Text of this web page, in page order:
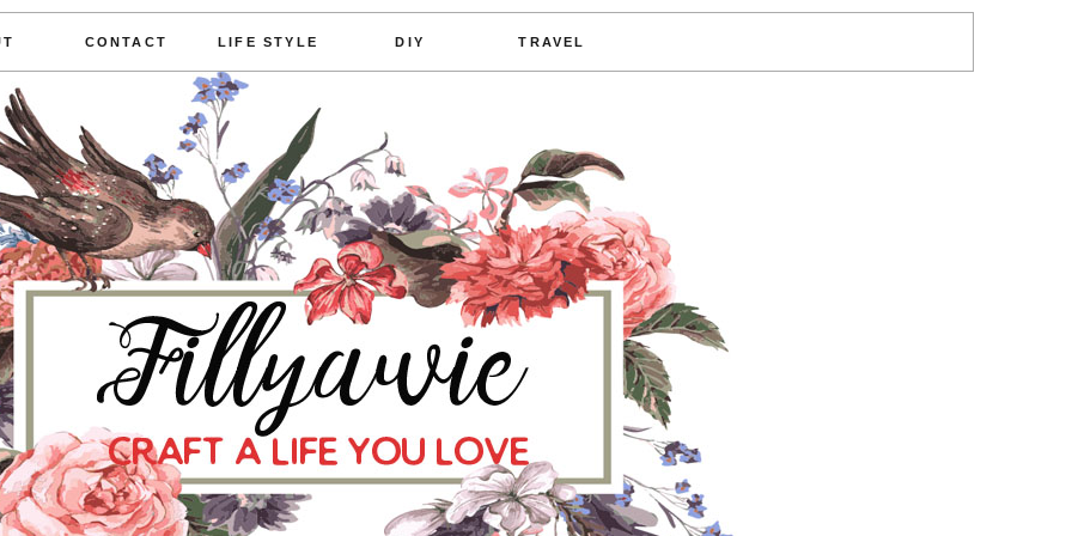
CONTACT LIFE STYLE DIY TRAVEL